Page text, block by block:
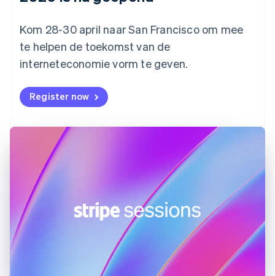
Kom 28-30 april naar San Francisco om mee
te helpen de toekomst van de
interneteconomie vorm te geven.
Register now
Finland
Frankrijk
Gibraltar
English
English
Hongarije
Hongkong SAR, China
English简体中文
Ierland
English
India
English
English